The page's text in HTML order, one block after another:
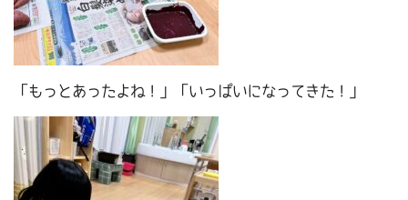
「もっとあったよね！」「いっぱいになってきた！」